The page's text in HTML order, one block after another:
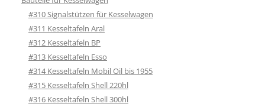
#310 Signalstützen für Kesselwagen
#311 Kesseltafeln Aral
#312 Kesseltafeln BP
#313 Kesseltafeln Esso
#314 Kesseltafeln Mobil Oil bis 1955
#315 Kesseltafeln Shell 220hl
#316 Kesseltafeln Shell 300hl